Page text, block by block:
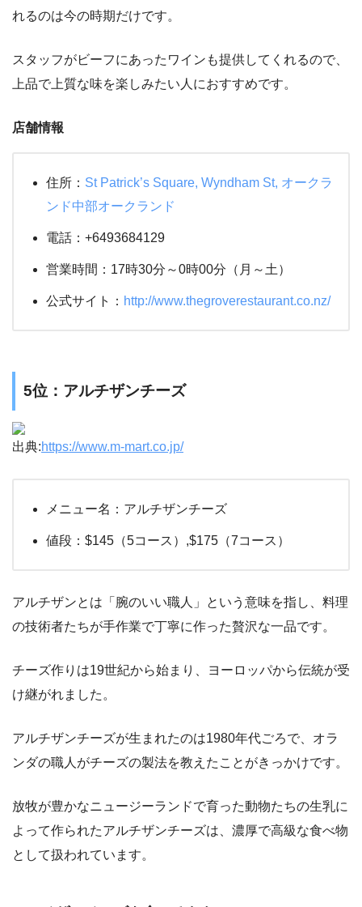
れるのは今の時期だけです。
スタッフがビーフにあったワインも提供してくれるので、
上品で上質な味を楽しみたい人におすすめです。
店舗情報
住所： St Patrick’s Square, Wyndham St, オークラ
ンド中部オークランド
電話：+6493684129
営業時間：17時30分～0時00分（月～土）
公式サイト： http://www.thegroverestaurant.co.nz/
5位： アルチザンチーズ
出典:https://www.m-mart.co.jp/
メニュー名：アルチザンチーズ
値段：$145（5コース）,$175（7コース）
アルチザンとは「腕のいい職人」という意味を指し、料理
の技術者たちが手作業で丁寧に作った贅沢な一品です。
チーズ作りは19世紀から始まり、ヨーロッパから伝統が受
け継がれました。
アルチザンチーズが生まれたのは1980年代ごろで、オラ
ンダの職人がチーズの製法を教えたことがきっかけです。
放牧が豊かなニュージーランドで育った動物たちの生乳に
よって作られたアルチザンチーズは、濃厚で高級な食べ物
として扱われています。